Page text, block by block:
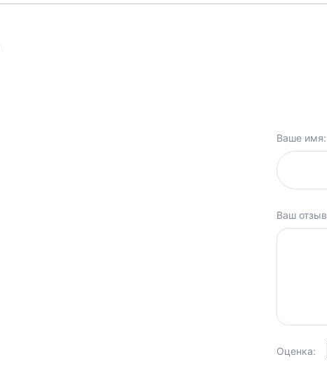
Ваше имя:
Ваш
Оценка: